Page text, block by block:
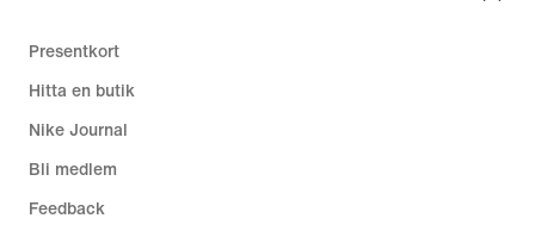
Presentkort
Hitta en butik
Nike Journal
Bli medlem
Feedback